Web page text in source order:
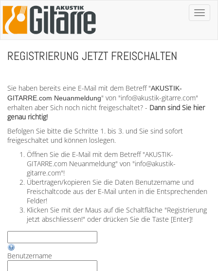
Toggle
REGISTRIERUNG JETZT FREISCHALTEN
Sie haben bereits eine E-Mail mit dem Betreff "AKUSTIK-
GITARRE.com Neuanmeldung" von "info@akustik-gitarre.com"
erhalten aber Sich noch nicht freigeschaltet? - Dann sind Sie hier
genau richtig!
Befolgen Sie bitte die Schritte 1. bis 3. und Sie sind sofort
freigeschaltet und können loslegen.
Öffnen Sie die E-Mail mit dem Betreff "AKUSTIK-
GITARRE.com Neuanmeldung" von "info@akustik-
gitarre.com"!
Übertragen/kopieren Sie die Daten Benutzername und
Freischaltcode aus der E-Mail unten in die Entsprechenden
Felder!
Klicken Sie mit der Maus auf die Schaltfläche "Registrierung
jetzt abschliessen!" oder drücken Sie die Taste [Enter]!
Benutzername